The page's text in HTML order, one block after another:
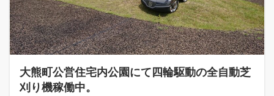
大熊町公営住宅内公園にて四輪駆動の全自動芝
刈り機稼働中。